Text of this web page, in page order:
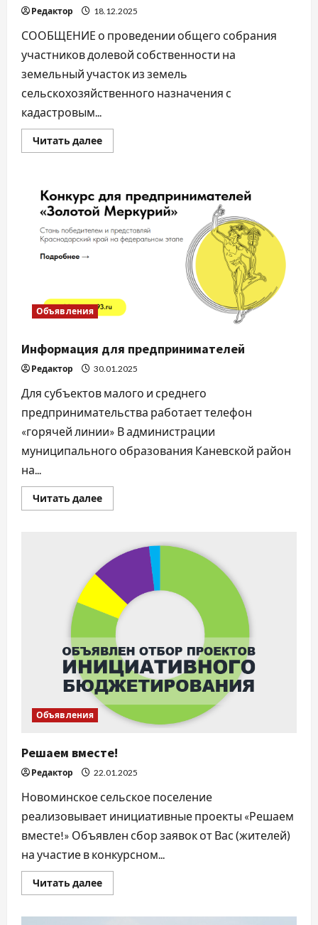
Редактор 18.12.2025
СООБЩЕНИЕ о проведении общего собрания
участников долевой собственности на
земельный участок из земель
сельскохозяйственного назначения с
кадастровым...
Читать далееПрочитать
больше
собрания
участников
долевой
собственности
на
Объявления
Информация для предпринимателей
Редактор 30.01.2025
Для субъектов малого и среднего
предпринимательства работает телефон
«горячей линии» В администрации
муниципального образования Каневской район
на...
Читать далееПрочитать
больше
предпринимателей
Объявления
Решаем вместе!
Редактор 22.01.2025
Новоминское сельское поселение
реализовывает инициативные проекты «Решаем
вместе!» Объявлен сбор заявок от Вас (жителей)
на участие в конкурсном...
Читать далееПрочитать
больше